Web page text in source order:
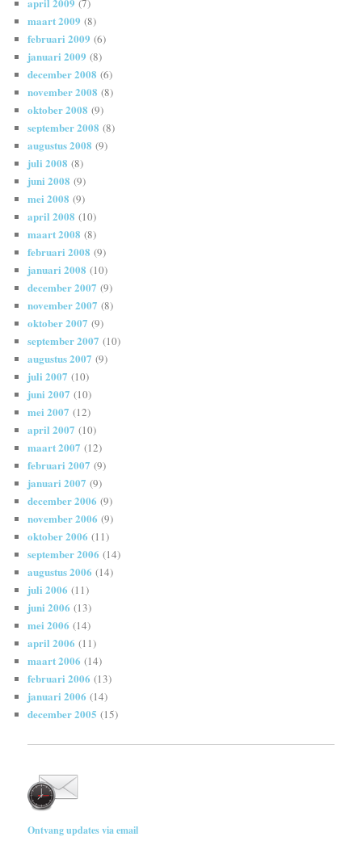
(7)
maart 2009 (8)
februari 2009 (6)
januari 2009 (8)
december 2008 (6)
november 2008 (8)
oktober 2008 (9)
september 2008 (8)
augustus 2008 (9)
juli 2008 (8)
juni 2008 (9)
mei 2008 (9)
april 2008 (10)
maart 2008 (8)
februari 2008 (9)
januari 2008 (10)
december 2007 (9)
november 2007 (8)
oktober 2007 (9)
september 2007 (10)
augustus 2007 (9)
juli 2007 (10)
juni 2007 (10)
mei 2007 (12)
april 2007 (10)
maart 2007 (12)
februari 2007 (9)
januari 2007 (9)
december 2006 (9)
november 2006 (9)
oktober 2006 (11)
september 2006 (14)
augustus 2006 (14)
juli 2006 (11)
juni 2006 (13)
mei 2006 (14)
april 2006 (11)
maart 2006 (14)
februari 2006 (13)
januari 2006 (14)
december 2005 (15)
Ontvang updates via email